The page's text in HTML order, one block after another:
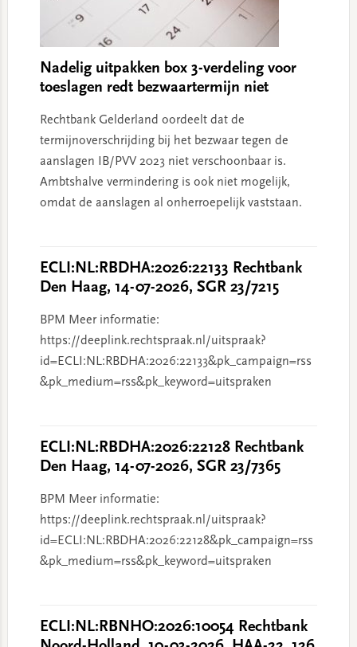
Nadelig uitpakken box 3-verdeling voor
toeslagen redt bezwaartermijn niet
Rechtbank Gelderland oordeelt dat de
termijnoverschrijding bij het bezwaar tegen de
aanslagen IB/PVV 2023 niet verschoonbaar is.
Ambtshalve vermindering is ook niet mogelijk,
omdat de aanslagen al onherroepelijk vaststaan.
ECLI:NL:RBDHA:2026:22133 Rechtbank
Den Haag, 14-07-2026, SGR 23/7215
BPM Meer informatie:
https://deeplink.rechtspraak.nl/uitspraak?
id=ECLI:NL:RBDHA:2026:22133&pk_campaign=rss
&pk_medium=rss&pk_keyword=uitspraken
ECLI:NL:RBDHA:2026:22128 Rechtbank
Den Haag, 14-07-2026, SGR 23/7365
BPM Meer informatie:
https://deeplink.rechtspraak.nl/uitspraak?
id=ECLI:NL:RBDHA:2026:22128&pk_campaign=rss
&pk_medium=rss&pk_keyword=uitspraken
ECLI:NL:RBNHO:2026:10054 Rechtbank